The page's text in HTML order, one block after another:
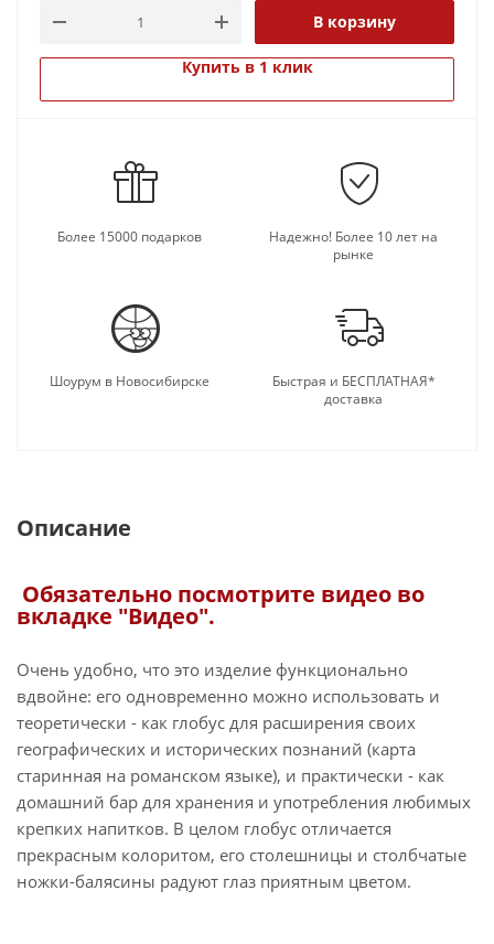
промаха попадаете прямо в десятку!В корзину
Купить в 1 клик
Более 15000 подарков
Надежно! Более 10 лет на
рынке
Шоурум в Новосибирске
Быстрая и БЕСПЛАТНАЯ*
доставка
Описание
Обязательно посмотрите видео во
вкладке "Видео".
Очень удобно, что это изделие функционально
вдвойне: его одновременно можно использовать и
теоретически - как глобус для расширения своих
географических и исторических познаний (карта
старинная на романском языке), и практически - как
домашний бар для хранения и употребления любимых
крепких напитков. В целом глобус отличается
прекрасным колоритом, его столешницы и столбчатые
ножки-балясины радуют глаз приятным цветом.